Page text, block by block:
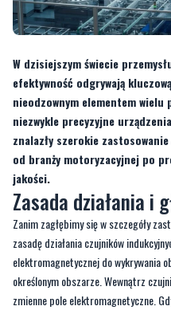
W dzisiejszym świecie
efektywność odgrywają
nieodzownym elementem
niezwykle precyzyjne
znalazły szerokie
od branży motoryzacyjnej po
jakości.
Zasada działania i
Zanim zagłębimy się w szczegóły
zasadę działania czujników
elektromagnetycznej do wykrywania
określonym obszarze. Wewnątrz
zmienne pole elektromagnetyczne.